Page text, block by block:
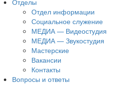
Отделы
Отдел информации
Социальное служение
МЕДИА — Видеостудия
МЕДИА — Звукостудия
Мастерские
Вакансии
Контакты
Вопросы и ответы